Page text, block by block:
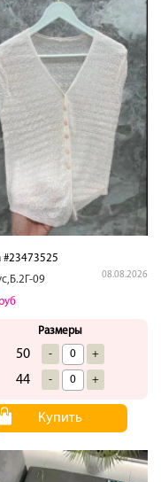
#23473525
09
08.08.2026
Размеры
50 - +
44 - +
Купить